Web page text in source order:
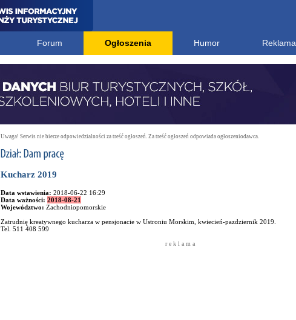
Forum Ogłoszenia Humor Reklama
Uwaga! Serwis nie bierze odpowiedzialności za treść ogłoszeń. Za treść ogłoszeń odpowiada ogłoszeniodawca.
Kucharz 2019
Data wstawienia: 2018-06-22 16:29
Data ważności: 2018-08-21
Województwo: Zachodniopomorskie
Zatrudnię kreatywnego kucharza w pensjonacie w Ustroniu Morskim, kwiecień-pazdziernik 2019.
Tel. 511 408 599
r e k l a m a